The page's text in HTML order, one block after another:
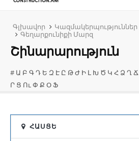
Գլխավոր Կազմակերպություններ
Գեղարքունիքի Մարզ
Շինարարություն
# Ա Բ ԳԴ Ե Զ Է Ը ԹԺ Ի Լ Խ Ծ Կ Հ Ձ ՂՃ
Ր Ց ՈւՓ Ք ՕՖ
ՀԱՍՑԵ